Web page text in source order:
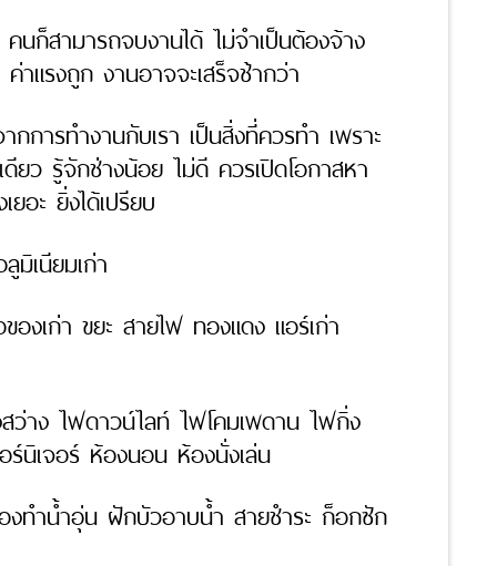
นก็สามารถจบงานได้ ไม่จำเป็นต้องจ้าง
าแรงถูก งานอาจจะเสร็จช้ากว่า
กการทำงานกับเรา เป็นสิ่งที่ควรทำ เพราะ
ยว รู้จักช่างน้อย ไม่ดี ควรเปิดโอกาสหา
อะ ยิ่งได้เปรียบ
มิเนียมเก่า
งเก่า ขยะ สายไฟ ทองแดง แอร์เก่า
าง ไฟดาวน์ไลท์ ไฟโคมเพดาน ไฟกิ่ง
นิเจอร์ ห้องนอน ห้องนั่งเล่น
งทำน้ำอุ่น ฝักบัวอาบน้ำ สายชำระ ก็อกซัก